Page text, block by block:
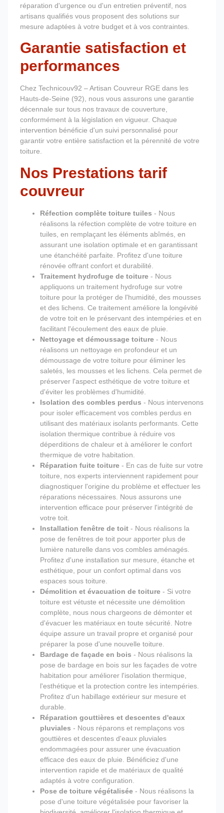
réparation d'urgence ou d'un entretien préventif, nos
artisans qualifiés vous proposent des solutions sur
mesure adaptées à votre budget et à vos contraintes.
Garantie satisfaction et
performances
Chez Technicouv92 – Artisan Couvreur RGE dans les
Hauts-de-Seine (92), nous vous assurons une garantie
décennale sur tous nos travaux de couverture,
conformément à la législation en vigueur. Chaque
intervention bénéficie d'un suivi personnalisé pour
garantir votre entière satisfaction et la pérennité de votre
toiture.
Nos Prestations tarif
couvreur
Réfection complète toiture tuiles - Nous
réalisons la réfection complète de votre toiture en
tuiles, en remplaçant les éléments abîmés, en
assurant une isolation optimale et en garantissant
une étanchéité parfaite. Profitez d'une toiture
rénovée offrant confort et durabilité.
Traitement hydrofuge de toiture - Nous
appliquons un traitement hydrofuge sur votre
toiture pour la protéger de l'humidité, des mousses
et des lichens. Ce traitement améliore la longévité
de votre toit en le préservant des intempéries et en
facilitant l'écoulement des eaux de pluie.
Nettoyage et démoussage toiture - Nous
réalisons un nettoyage en profondeur et un
démoussage de votre toiture pour éliminer les
saletés, les mousses et les lichens. Cela permet de
préserver l'aspect esthétique de votre toiture et
d'éviter les problèmes d'humidité.
Isolation des combles perdus - Nous intervenons
pour isoler efficacement vos combles perdus en
utilisant des matériaux isolants performants. Cette
isolation thermique contribue à réduire vos
déperditions de chaleur et à améliorer le confort
thermique de votre habitation.
Réparation fuite toiture - En cas de fuite sur votre
toiture, nos experts interviennent rapidement pour
diagnostiquer l'origine du problème et effectuer les
réparations nécessaires. Nous assurons une
intervention efficace pour préserver l'intégrité de
votre toit.
Installation fenêtre de toit - Nous réalisons la
pose de fenêtres de toit pour apporter plus de
lumière naturelle dans vos combles aménagés.
Profitez d'une installation sur mesure, étanche et
esthétique, pour un confort optimal dans vos
espaces sous toiture.
Démolition et évacuation de toiture - Si votre
toiture est vétuste et nécessite une démolition
complète, nous nous chargeons de démonter et
d'évacuer les matériaux en toute sécurité. Notre
équipe assure un travail propre et organisé pour
préparer la pose d'une nouvelle toiture.
Bardage de façade en bois - Nous réalisons la
pose de bardage en bois sur les façades de votre
habitation pour améliorer l'isolation thermique,
l'esthétique et la protection contre les intempéries.
Profitez d'un habillage extérieur sur mesure et
durable.
Réparation gouttières et descentes d'eaux
pluviales - Nous réparons et remplaçons vos
gouttières et descentes d'eaux pluviales
endommagées pour assurer une évacuation
efficace des eaux de pluie. Bénéficiez d'une
intervention rapide et de matériaux de qualité
adaptés à votre configuration.
Pose de toiture végétalisée - Nous réalisons la
pose d'une toiture végétalisée pour favoriser la